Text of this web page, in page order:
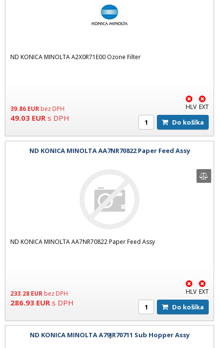
ND KONICA MINOLTA A2X0R71E00 Ozone Filter
39.86 EUR bez DPH
49.03 EUR s DPH
HLV EXT
Do košíka
ND KONICA MINOLTA AA7NR70822 Paper Feed Assy
ND KONICA MINOLTA AA7NR70822 Paper Feed Assy
233.28 EUR bez DPH
286.93 EUR s DPH
HLV EXT
Do košíka
ND KONICA MINOLTA A79JR70711 Sub Hopper Assy